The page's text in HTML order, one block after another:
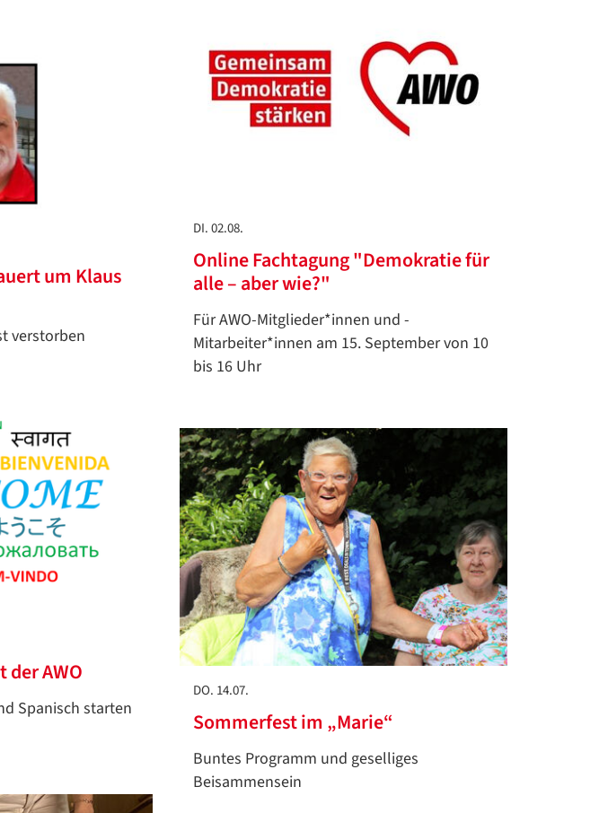
DI. 02.08.
Online Fachtagung "Demokratie für
alle – aber wie?"
Für AWO-Mitglieder*innen und -
Mitarbeiter*innen am 15. September von 10
bis 16 Uhr
um Klaus
verstorben
der AWO
Spanisch starten
DO. 14.07.
Sommerfest im „Marie“
Buntes Programm und geselliges
Beisammensein